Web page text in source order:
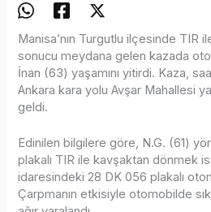
Manisa’nın Turgutlu ilçesinde TIR
sonucu meydana gelen kazada
İnan (63) yaşamını yitirdi. Kaza,
Ankara kara yolu Avşar Mahallesi
geldi.
Edinilen bilgilere göre, N.G. (61)
plakalı TIR ile kavşaktan dönmek
idaresindeki 28 DK 056 plakalı
Çarpmanın etkisiyle otomobilde